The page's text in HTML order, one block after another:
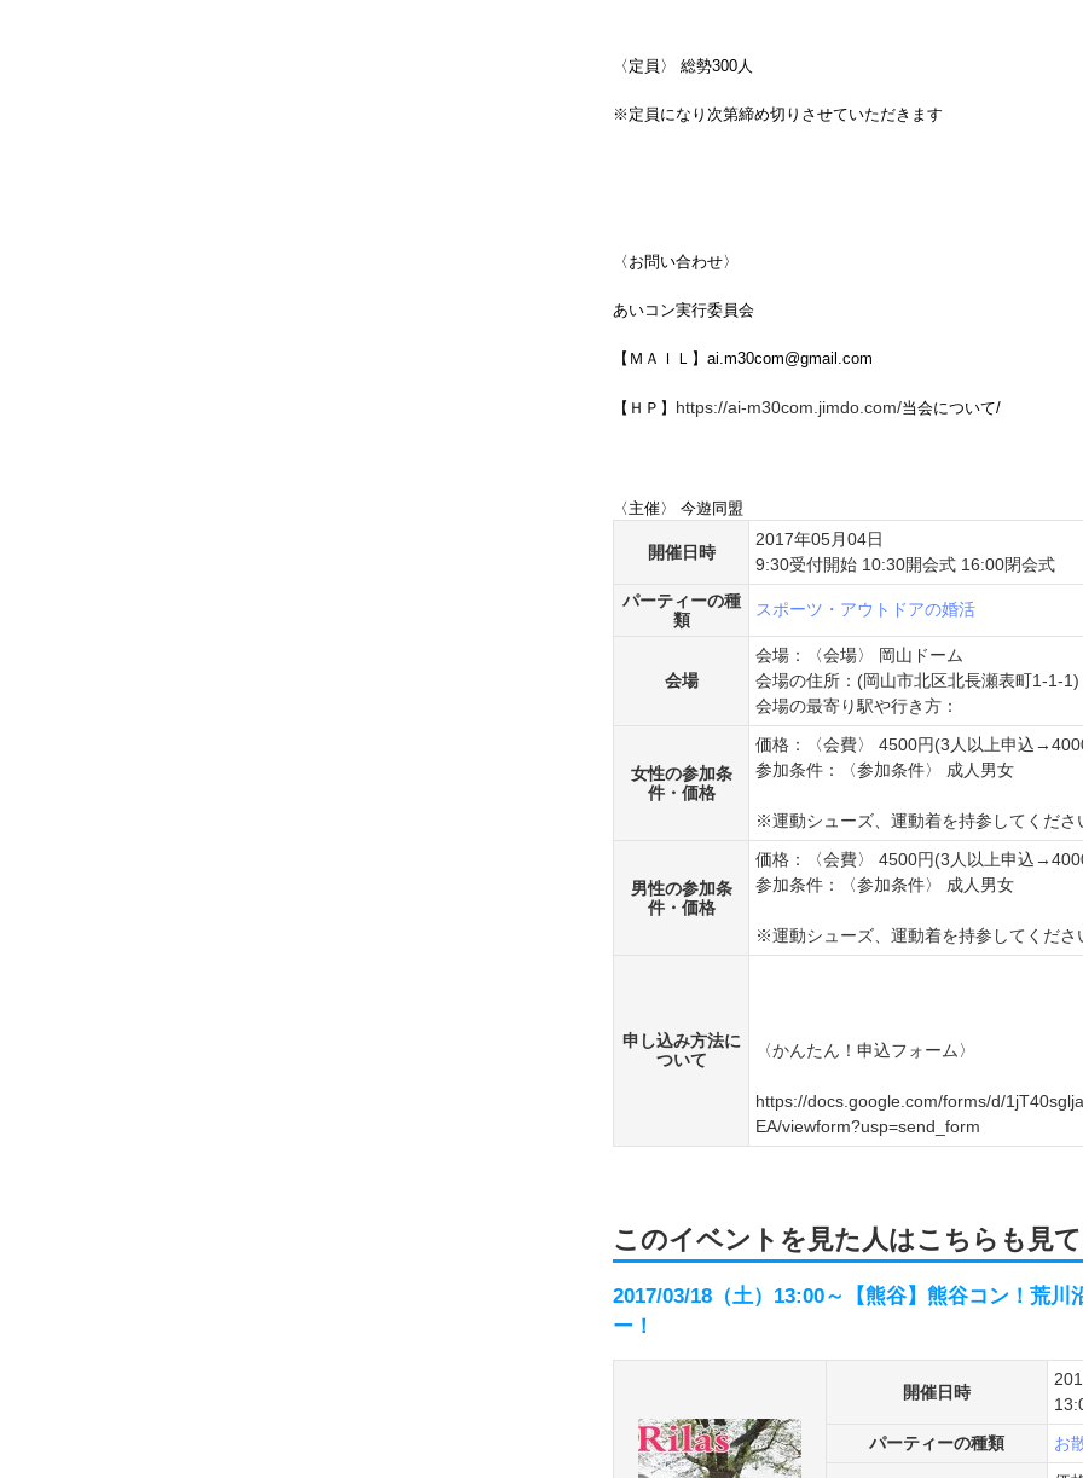
〈定員〉 総勢300人
※定員になり次第締め切りさせていただきます
〈お問い合わせ〉
あいコン実行委員会
【ＭＡＩＬ】ai.m30com@gmail.com
【ＨＰ】 https://ai-m30com.jimdo.com/当会について/
〈主催〉 今遊同盟
開催日時
2017年05月04日
9:30受付開始 10:30開会式 16:00閉会式
パーティーの種
類
スポーツ・アウトドアの婚活
会場
会場：〈会場〉 岡山ドーム
会場の住所：(岡山市北区北長瀬表町1-1-1)
会場の最寄り駅や行き方：
女性の参加条
件・価格
価格：〈会費〉 4500円(3人以上申込
参加条件：〈参加条件〉 成人男女
※運動シューズ、運動着を持参してくださ
男性の参加条
件・価格
価格：〈会費〉 4500円(3人以上申込
参加条件：〈参加条件〉 成人男女
※運動シューズ、運動着を持参してくださ
申し込み方法に
ついて
〈かんたん！申込フォーム〉
https://docs.google.com/forms/d/
EA/viewform?usp=send_form
このイベントを見た人はこちらも見
2017/03/18（土）13:00～【熊谷】熊谷コン！荒川
ー！
開催日時
パーティーの種類
お